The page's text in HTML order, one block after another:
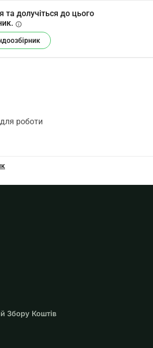
та долучіться до цього
info
роботи
Збору Коштів